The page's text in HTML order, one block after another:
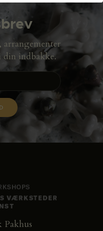
arrangementer
indbakke.